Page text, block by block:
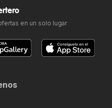
en un solo lugar